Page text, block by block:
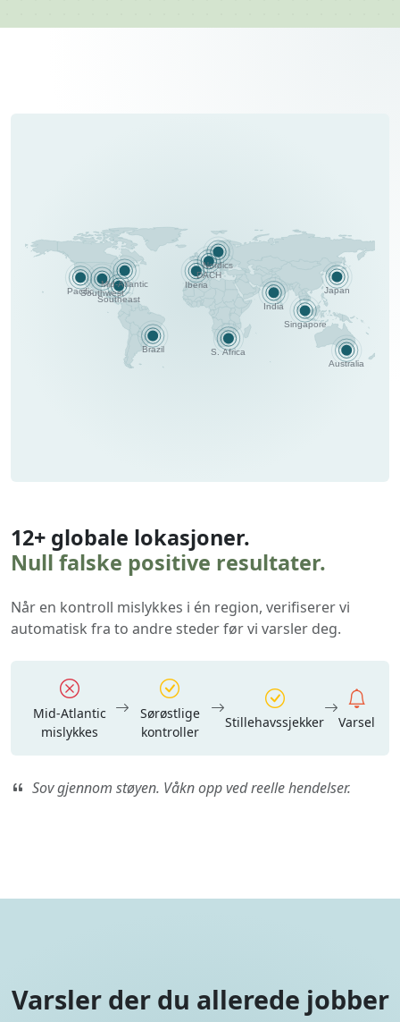
12+ globale lokasjoner.
Null falske positive resultater.
Når en kontroll mislykkes i én region, verifiserer vi
automatisk fra to andre steder før vi varsler deg.
Mid-Atlantic
mislykkes
Sørøstlige
kontroller
Stillehavssjekker Varsel
Sov gjennom støyen. Våkn opp ved reelle hendelser.
Varsler der du allerede jobber